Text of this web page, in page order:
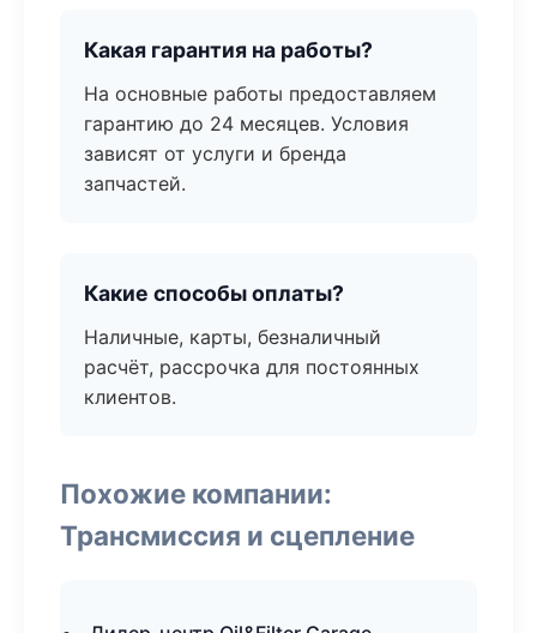
Какая гарантия на работы?
На основные работы предоставляем
гарантию до 24 месяцев. Условия
зависят от услуги и бренда
запчастей.
Какие способы оплаты?
Наличные, карты, безналичный
расчёт, рассрочка для постоянных
клиентов.
Похожие компании:
Трансмиссия и сцепление